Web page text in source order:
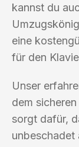
kannst du
eine
für den
Unser
dem
sorgt dafür,
unbeschadet